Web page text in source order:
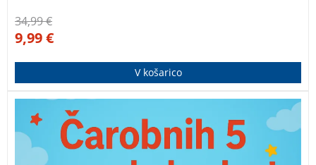
34,99€
9,99€
V košarico
Paket slikanic za otroke po izjemni ceni. Naslovi v
zbirki: Kako sta Bibi in Gusti prezvijačila hrib, Luliman,
Spoznajmo števila, Marjetka Metka, Mali Planet.